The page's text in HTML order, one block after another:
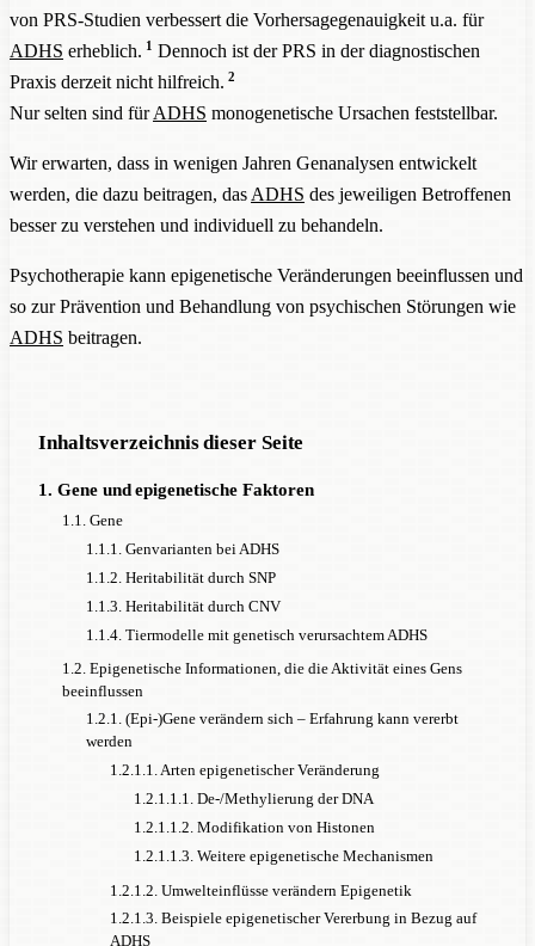
von PRS-Studien verbessert die Vorhersagegenauigkeit u.a. für
ADHS erheblich. 1 Dennoch ist der PRS in der diagnostischen
Praxis derzeit nicht hilfreich. 2
Nur selten sind fürADHS monogenetische Ursachen feststellbar.
Wir erwarten, dass in wenigen Jahren Genanalysen entwickelt
werden, die dazu beitragen, das ADHS des jeweiligen Betroffenen
besser zu verstehen und individuell zu behandeln.
Psychotherapie kann epigenetische Veränderungen beeinflussen und
so zur Prävention und Behandlung von psychischen Störungen wie
ADHS beitragen.
Inhaltsverzeichnis dieser Seite
1. Gene und epigenetische Faktoren
1.1. Gene
1.1.1. Genvarianten bei ADHS
1.1.2. Heritabilität durch SNP
1.1.3. Heritabilität durch CNV
1.1.4. Tiermodelle mit genetisch verursachtem ADHS
1.2. Epigenetische Informationen, die die Aktivität eines Gens
beeinflussen
1.2.1. (Epi-)Gene verändern sich – Erfahrung kann vererbt
werden
1.2.1.1. Arten epigenetischer Veränderung
1.2.1.1.1. De-/Methylierung der DNA
1.2.1.1.2. Modifikation von Histonen
1.2.1.1.3. Weitere epigenetische Mechanismen
1.2.1.2. Umwelteinflüsse verändern Epigenetik
1.2.1.3. Beispiele epigenetischer Vererbung in Bezug auf
ADHS